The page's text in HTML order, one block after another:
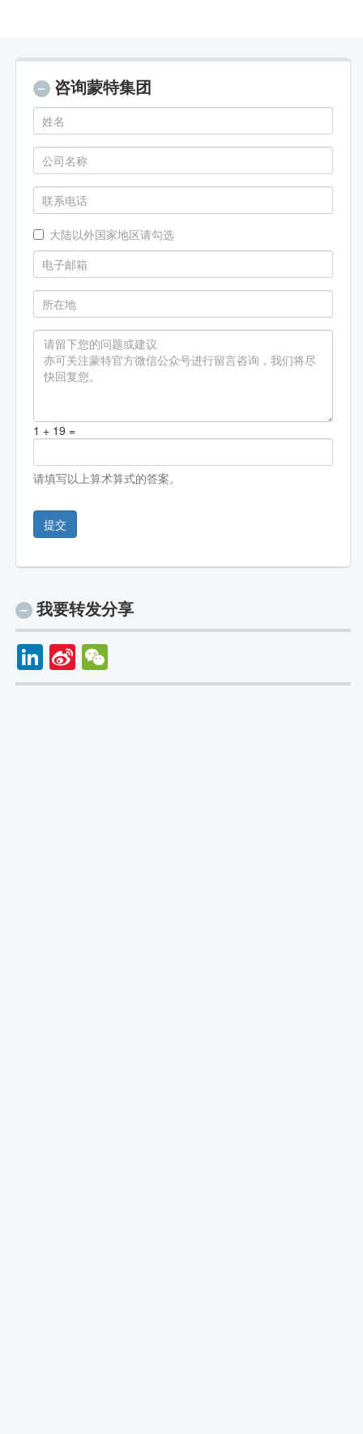
咨询蒙特集团
大陆以外国家地区请勾选
1 + 19 =
请填写以上算术算式的答案。
提交
我要转发分享